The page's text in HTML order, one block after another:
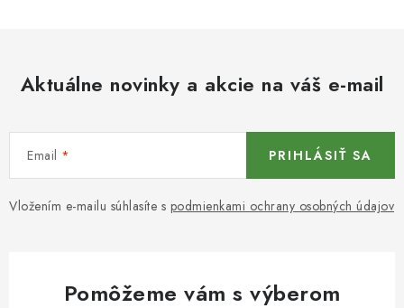
Aktuálne novinky a akcie na váš e-mail
Email
Vložením e-mailu súhlasíte s podmienkami ochrany osobných údajov
PRIHLÁSIŤ SA
Pomôžeme vám s výberom